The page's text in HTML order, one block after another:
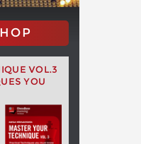
VOL.3
YOU